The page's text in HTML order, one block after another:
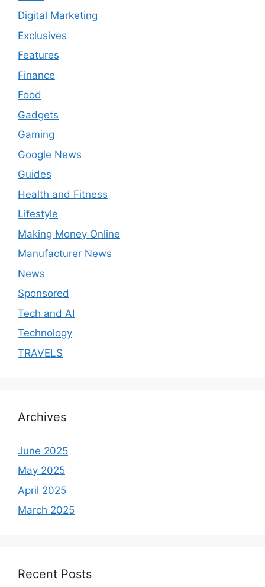
Digital Marketing
Exclusives
Features
Finance
Food
Gadgets
Gaming
Google News
Guides
Health and Fitness
Lifestyle
Making Money Online
Manufacturer News
News
Sponsored
Tech and AI
Technology
TRAVELS
Archives
June 2025
May 2025
April 2025
March 2025
Recent Posts